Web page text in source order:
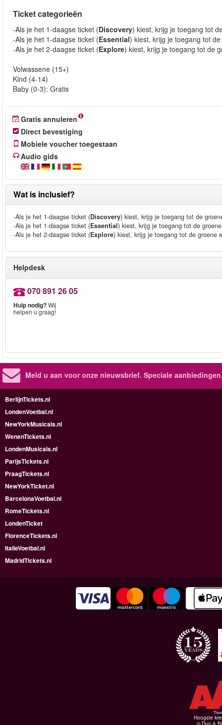
Ticket categorieën
-Als je het 1-daagse ticket (Discovery) kiest, krijg je toegang tot
-Als je het 1-daagse ticket (Essential) kiest, krijg je toegang tot
-Als je het 2-daagse ticket (Explore) kiest, krijg je toegang tot de
Volwassene (15+)
Kind (4-14)
Baby (0-3): Gratis
Gratis annuleren
Direct bevestiging
Mobiele voucher toegestaan
Audio gids
Wat is inclusief?
-Als je het 1-daagse ticket (Discovery) kiest, krijg je toegang tot de
-Als je het 1-daagse ticket (Essential) kiest, krijg je toegang tot de
-Als je het 2-daagse ticket (Explore) kiest, krijg je toegang tot de groene
Helpdesk
070 891 26 05
Hulp nodig?Wij
helpen u graag!
Meld u aan voor onze nieuwsbrief. Speciale
BerlijnTickets.nl
LondenVoetbal.nl
NewYorkMusicals.nl
WenenTickets.nl
LondenMusicals.nl
ParijsTickets.nl
PraagTickets.nl
NewYorkTicket.nl
BarcelonaVoetbal.nl
RomeTickets.nl
LondenTicket
FlorenceTickets.nl
ItalieVoetbal.nl
MadridTickets.nl
Hoogste
© Dun &